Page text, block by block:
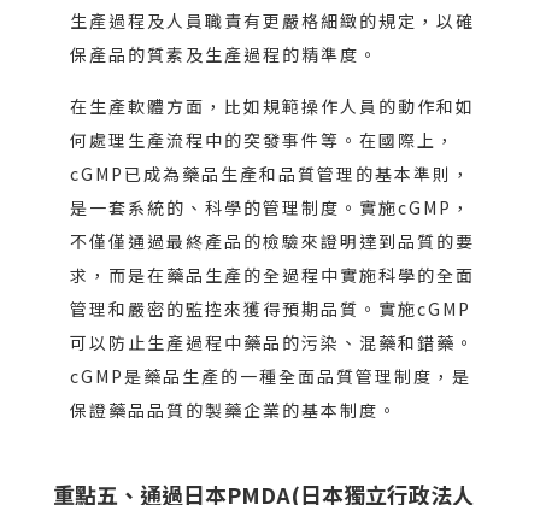
生產過程及人員職責有更嚴格細緻的規定，以確
保產品的質素及生產過程的精準度。
在生產軟體方面，比如規範操作人員的動作和如
何處理生產流程中的突發事件等。在國際上，
cGMP已成為藥品生產和品質管理的基本準則，
是一套系統的、科學的管理制度。實施cGMP，
不僅僅通過最終產品的檢驗來證明達到品質的要
求，而是在藥品生產的全過程中實施科學的全面
管理和嚴密的監控來獲得預期品質。實施cGMP
可以防止生產過程中藥品的污染、混藥和錯藥。
cGMP是藥品生產的一種全面品質管理制度，是
保證藥品品質的製藥企業的基本制度。
重點五、通過日本PMDA(日本獨立行政法人